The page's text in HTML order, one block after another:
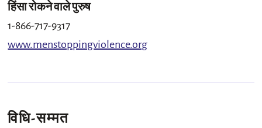
हिंसा रोकने वाले पुरुष
1-866-717-9317
www.menstoppingviolence.org
विधि-सम्‍मत